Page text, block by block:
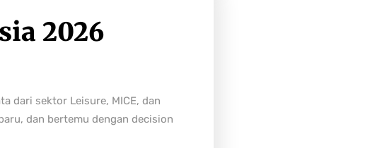
2026
dari sektor Leisure, MICE, dan
dan bertemu dengan decision